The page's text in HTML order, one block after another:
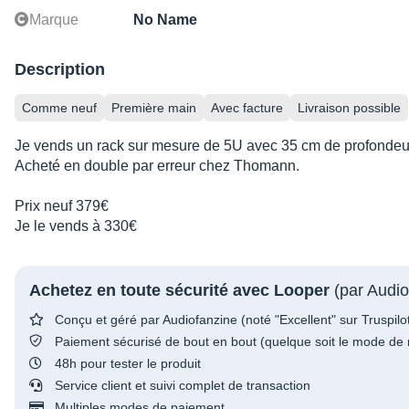
Marque No Name
Description
Comme neuf Première main Avec facture Livraison possible
Je vends un rack sur mesure de 5U avec 35 cm de
Acheté en double par erreur chez Thomann.
Prix neuf 379€
Je le vends à 330€
Achetez en toute sécurité avec Looper (par
Conçu et géré par Audiofanzine (noté "Excellent" sur
Paiement sécurisé de bout en bout (quelque soit le mode de
48h pour tester le produit
Service client et suivi complet de transaction